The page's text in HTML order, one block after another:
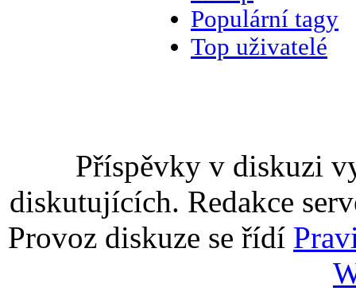
Populární tagy
Top uživatelé
Příspěvky v diskuzi
diskutujících. Redakce
Provoz diskuze se řídí